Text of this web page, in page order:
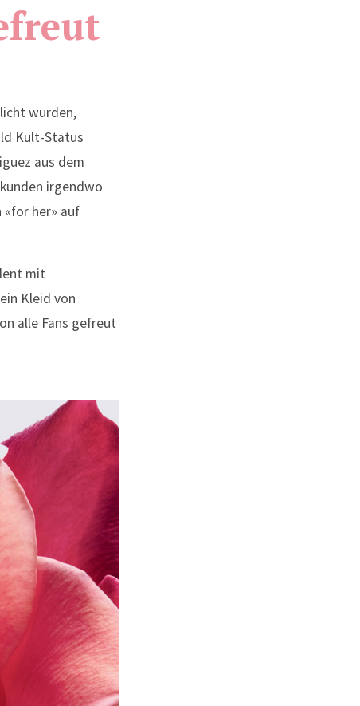
wurden,
Kult-Status
aus dem
irgendwo
«for her» auf
mit
Kleid von
alle Fans gefreut